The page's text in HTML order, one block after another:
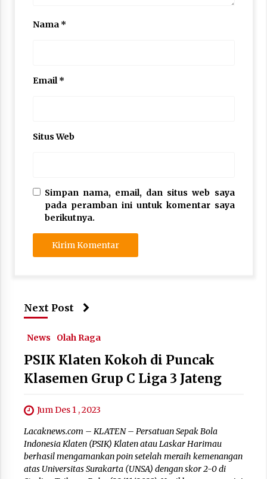
Nama *
Email*
Situs Web
Simpan nama, email, dan situs web saya
pada peramban ini untuk komentar saya
berikutnya.
Next Post
News Olah Raga
PSIK Klaten Kokoh di Puncak
Klasemen Grup C Liga 3 Jateng
Jum Des 1 , 2023
Lacaknews.com – KLATEN – Persatuan Sepak Bola
Indonesia Klaten (PSIK) Klaten atau Laskar Harimau
berhasil mengamankan poin setelah meraih kemenangan
atas Universitas Surakarta (UNSA) dengan skor 2-0 di